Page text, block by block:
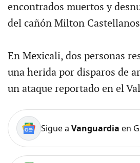
encontrados muertos y
del cañón Milton
En Mexicali, dos personas
una herida por disparos de
un ataque reportado en el
Sigue a Vanguardia en